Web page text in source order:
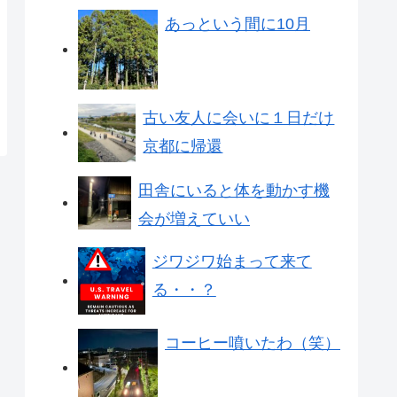
あっという間に10月
古い友人に会いに１日だけ
京都に帰還
田舎にいると体を動かす機
会が増えていい
ジワジワ始まって来て
る・・？
コーヒー噴いたわ（笑）